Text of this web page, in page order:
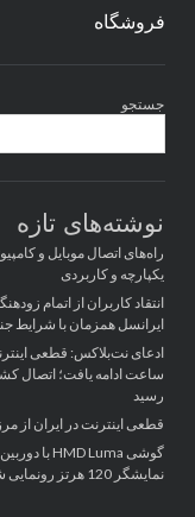
فروشگاه
کناری
جستجو
نوشته‌های تازه
راه‌های اتصال موبایل و
یکپارچه و کاربردی
انتقاد کاربران از اتمام
ایرانسل همزمان با شرایط
ساعت ادامه یافت؛ اتصال
رسید
قطعی اینترنت در ایران از مرز 48 ساعت گذشت!
نمایشگر 120 هرتز رونمایی شد